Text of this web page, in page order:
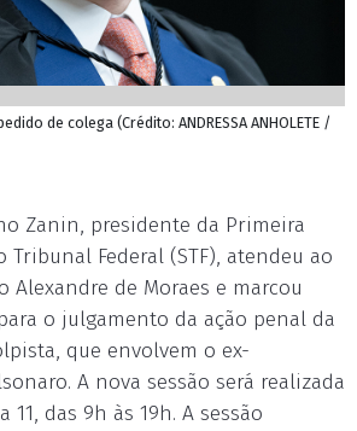
de colega (Crédito: ANDRESSA ANHOLETE /
Zanin, presidente da Primeira
Tribunal Federal (STF), atendeu ao
de Moraes e marcou
o julgamento da ação penal da
que envolvem o ex-
A nova sessão será realizada
das 9h às 19h. A sessão